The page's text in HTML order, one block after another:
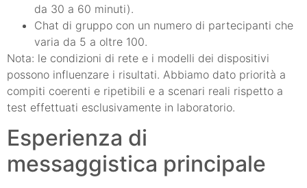
da 30 a 60 minuti).
Chat di gruppo con un numero di partecipanti che
varia da 5 a oltre 100.
Nota: le condizioni di rete e i modelli dei dispositivi
possono influenzare i risultati. Abbiamo dato priorità a
compiti coerenti e ripetibili e a scenari reali rispetto a
test effettuati esclusivamente in laboratorio.
Esperienza di
messaggistica principale